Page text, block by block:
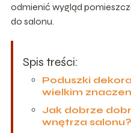
odmienić wygląd
do salonu.
Spis treści:
Poduszki
wielkim
Jak dobrze
wnętrza salonu?